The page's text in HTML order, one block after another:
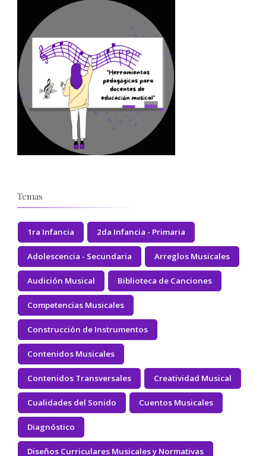
Temas
1ra Infancia 2da Infancia - Primaria
Adolescencia - Secundaria Arreglos Musicales
Audición Musical Biblioteca de Canciones
Competencias Musicales
Construcción de Instrumentos
Contenidos Musicales
Contenidos Transversales Creatividad Musical
Cualidades del Sonido Cuentos Musicales
Diagnóstico
Diseños Curriculares Musicales y Normativas